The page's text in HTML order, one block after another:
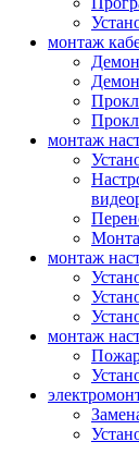
монтаж
монтаж
монтаж
монтаж